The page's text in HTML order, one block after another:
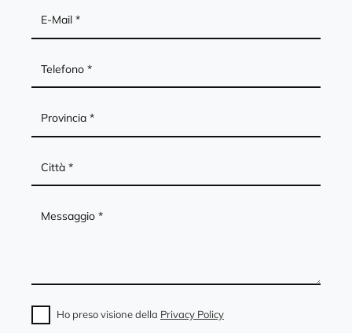
Ho preso visione della Privacy Policy